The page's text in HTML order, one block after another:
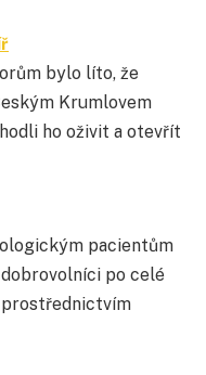
bylo líto, že
Krumlovem
ho oživit a otevřít
pacientům
po celé
prostřednictvím